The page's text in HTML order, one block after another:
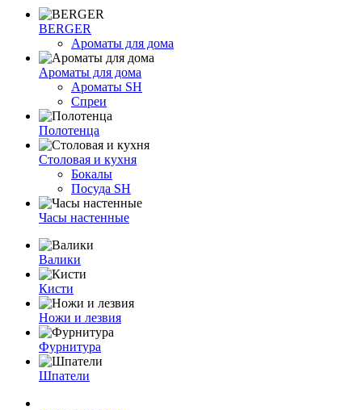
BERGER
Ароматы для дома
Ароматы для дома
Ароматы SH
Спреи
Полотенца
Столовая и кухня
Бокалы
Посуда SH
Часы настенные
Валики
Кисти
Ножи и лезвия
Фурнитура
Шпатели